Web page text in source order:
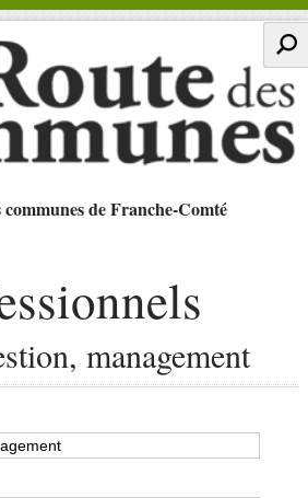
de Franche-Comté
management